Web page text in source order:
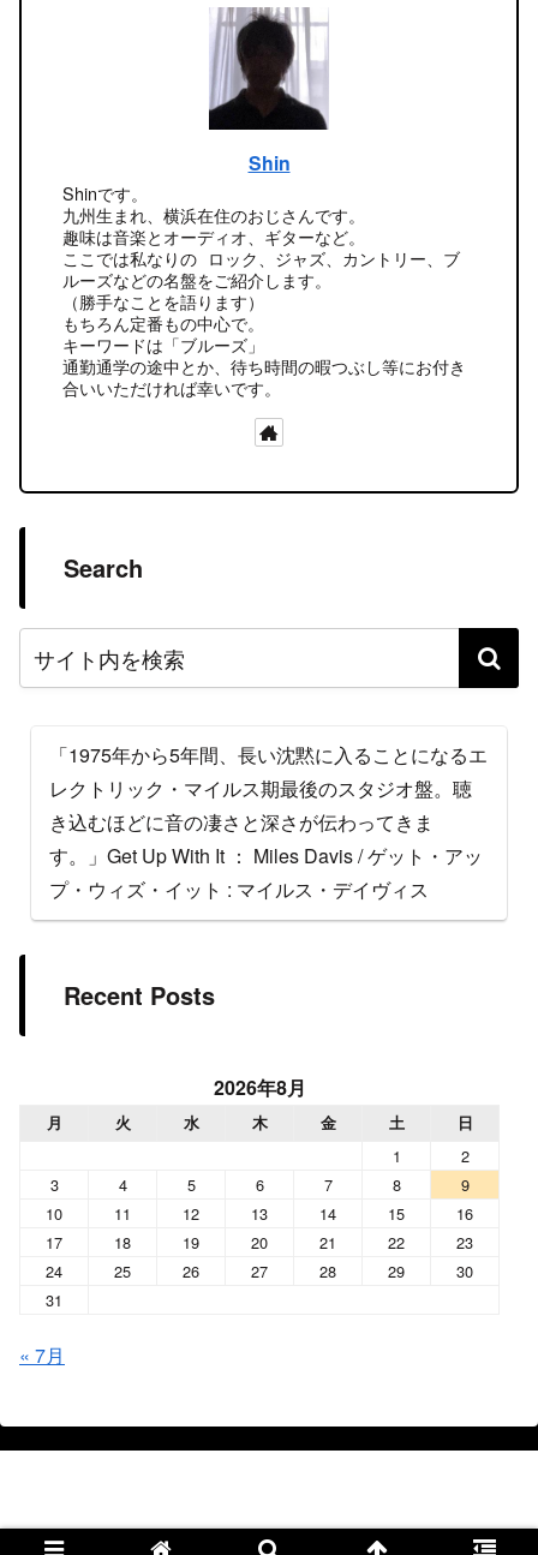
Shin
Shinです。
九州生まれ、横浜在住のおじさんです。
趣味は音楽とオーディオ、ギターなど。
ここでは私なりの ロック、ジャズ、カントリー、ブ
ルーズなどの名盤をご紹介します。
（勝手なことを語ります）
もちろん定番もの中心で。
キーワードは「ブルーズ」
通勤通学の途中とか、待ち時間の暇つぶし等にお付き
合いいただければ幸いです。
Search
「1975年から5年間、長い沈黙に入ることになるエ
レクトリック・マイルス期最後のスタジオ盤。聴
き込むほどに音の凄さと深さが伝わってきま
す。」Get Up With It ： Miles Davis / ゲット・アッ
プ・ウィズ・イット : マイルス・デイヴィス
Recent Posts
2026年8月
月 火 水 木 金 土 日
1
2
3
4 5 6 7 8
9
10
11 12 13 14 15
16
17
18 19 20 21 22
23
24
25 26 27 28 29
30
31
« 7月
Shin 音と音楽と日常